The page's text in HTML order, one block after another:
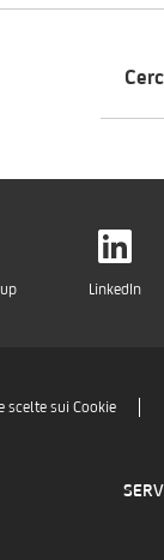
a oliveto,
LinkedIn
scelte sui Cookie